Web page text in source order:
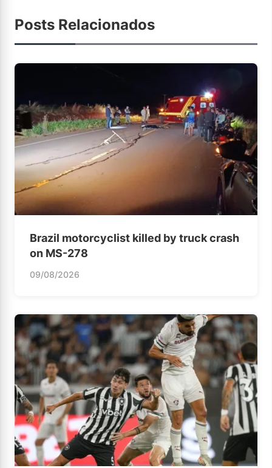
Posts Relacionados
Brazil motorcyclist killed by truck crash
on MS-278
09/08/2026